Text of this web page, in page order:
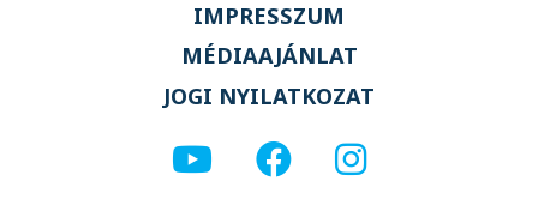
IMPRESSZUM
MÉDIAAJÁNLAT
JOGI NYILATKOZAT